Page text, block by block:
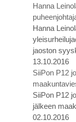
Hanna
Hanna
jaoston
13.10.2016
SiiPon P12
SiiPon P12
jälkeen
02.10.2016